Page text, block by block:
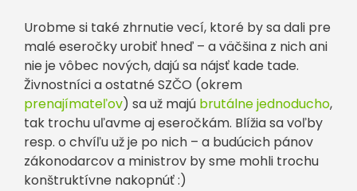
Urobme si také zhrnutie vecí, ktoré by sa dali pre
malé eseročky urobiť hneď – a väčšina z nich ani
nie je vôbec nových, dajú sa nájsť kade tade.
Živnostníci a ostatné SZČO (okrem
prenajímateľov) sa už majú brutálne jednoducho,
tak trochu uľavme aj eseročkám. Blížia sa voľby
resp. o chvíľu už je po nich – a budúcich pánov
zákonodarcov a ministrov by sme mohli trochu
konštruktívne nakopnúť :)